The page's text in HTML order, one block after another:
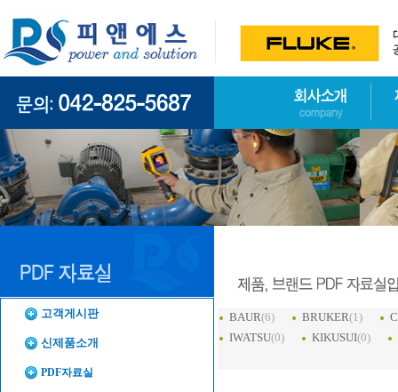
고객게시판
신제품소개
PDF자료실
BAUR(6) BRUKER(1)
IWATSU(0) KIKUSUI(0)